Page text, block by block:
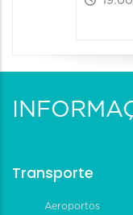
Transporte
Aeroportos